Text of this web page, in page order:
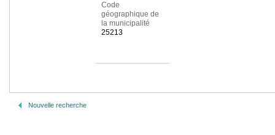
Code
géographique de
la municipalité
25213
Nouvelle recherche